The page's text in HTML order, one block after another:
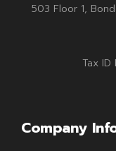
503 Floor 1,
Tax
Company